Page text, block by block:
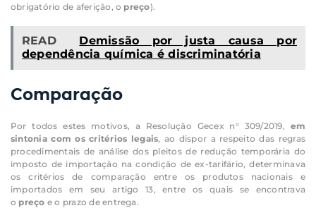
obrigatório de aferição, o preço).
READ
Demissão por justa causa por
dependência química é discriminatória
Comparação
Por todos estes motivos, a Resolução Gecex n° 309/2019, em
sintonia com os critérios legais, ao dispor a respeito das regras
procedimentais de análise dos pleitos de redução temporária do
imposto de importação na condição de ex-tarifário, determinava
os critérios de comparação entre os produtos nacionais e
importados em seu artigo 13, entre os quais se encontrava
o preço e o prazo de entrega.